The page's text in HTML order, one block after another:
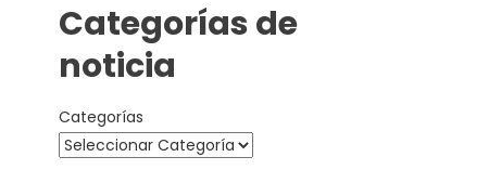
Categorías de
noticia
Categorías